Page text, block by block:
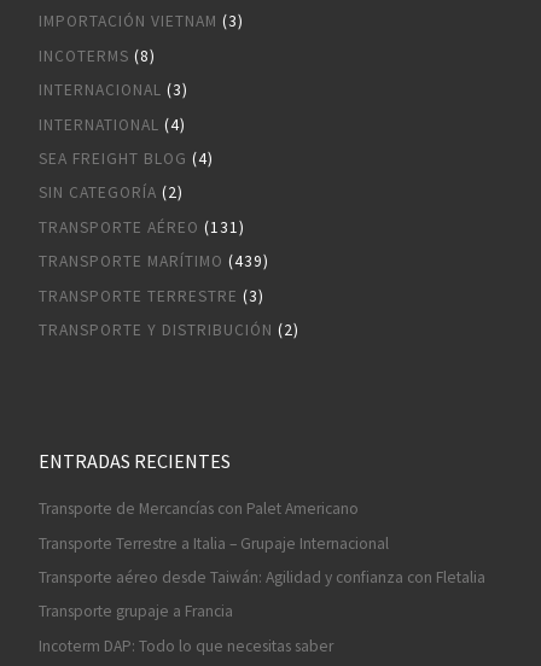
IMPORTACIÓN VIETNAM (3)
INCOTERMS (8)
INTERNACIONAL (3)
INTERNATIONAL (4)
SEA FREIGHT BLOG (4)
SIN CATEGORÍA (2)
TRANSPORTE AÉREO (131)
TRANSPORTE MARÍTIMO (439)
TRANSPORTE TERRESTRE (3)
TRANSPORTE Y DISTRIBUCIÓN (2)
ENTRADAS RECIENTES
Transporte de Mercancías con Palet Americano
Transporte Terrestre a Italia – Grupaje Internacional
Transporte aéreo desde Taiwán: Agilidad y confianza con Fletalia
Transporte grupaje a Francia
Incoterm DAP: Todo lo que necesitas saber